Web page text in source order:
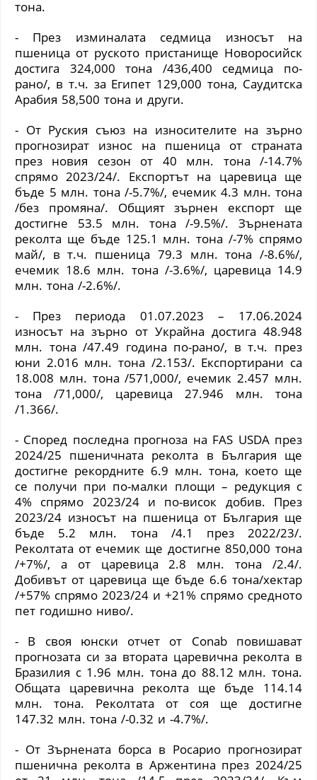
тона.
- През изминалата седмица износът на
пшеница от руското пристанище Новоросийск
достига 324,000 тона /436,400 седмица по-
рано/, в т.ч. за Египет 129,000 тона, Саудитска
Арабия 58,500 тона и други.
- От Руския съюз на износителите на зърно
прогнозират износ на пшеница от страната
през новия сезон от 40 млн. тона /-14.7%
спрямо 2023/24/. Експортът на царевица ще
бъде 5 млн. тона /-5.7%/, ечемик 4.3 млн. тона
/без промяна/. Общият зърнен експорт ще
достигне 53.5 млн. тона /-9.5%/. Зърнената
реколта ще бъде 125.1 млн. тона /-7% спрямо
май/, в т.ч. пшеница 79.3 млн. тона /-8.6%/,
ечемик 18.6 млн. тона /-3.6%/, царевица 14.9
млн. тона /-2.6%/.
- През периода 01.07.2023 – 17.06.2024
износът на зърно от Украйна достига 48.948
млн. тона /47.49 година по-рано/, в т.ч. през
юни 2.016 млн. тона /2.153/. Експортирани са
18.008 млн. тона /571,000/, ечемик 2.457 млн.
тона /71,000/, царевица 27.946 млн. тона
/1.366/.
- Според последна прогноза на FAS USDAпрез
2024/25 пшеничната реколта в България ще
достигне рекордните 6.9 млн. тона, което ще
се получи при по-малки площи – редукция с
4% спрямо 2023/24 и по-висок добив. През
2023/24 износът на пшеница от България ще
бъде 5.2 млн. тона /4.1 през 2022/23/.
Реколтата от ечемик ще достигне 850,000 тона
/+7%/, а от царевица 2.8 млн. тона /2.4/.
Добивът от царевица ще бъде 6.6 тона/хектар
/+57% спрямо 2023/24 и +21% спрямо средното
пет годишно ниво/.
- В своя юнски отчет от Conabповишават
прогнозата си за втората царевична реколта в
Бразилия с 1.96 млн. тона до 88.12 млн. тона.
Общата царевична реколта ще бъде 114.14
млн. тона. Реколтата от соя ще достигне
147.32 млн. тона /-0.32 и -4.7%/.
- От Зърнената борса в Росарио прогнозират
пшенична реколта в Аржентина през 2024/25